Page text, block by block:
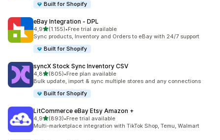
Built for Shopify
eBay Integration ‑ DPL
4,9de 5 estrelas
(1.155)
1155 total de avaliações
•Free trial available
Sync products, Inventory and Orders to eBay with 24/7 support
Built for Shopify
syncX Stock Sync Inventory CSV
4,8de 5 estrelas
(805)
805 total de avaliações
•Free plan available
Bulk update, import & sync multiple stores and any connections
Built for Shopify
LitCommerce eBay Etsy Amazon +
4,9de 5 estrelas
(893)
893 total de avaliações
•Free trial available
Multi-marketplace integration with TikTok Shop, Temu, Walmart